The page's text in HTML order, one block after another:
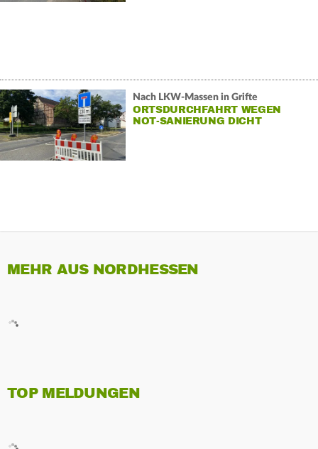
Nach LKW-Massen in Grifte
ORTSDURCHFAHRT WEGEN
NOT-SANIERUNG DICHT
MEHR AUS NORDHESSEN
TOP MELDUNGEN